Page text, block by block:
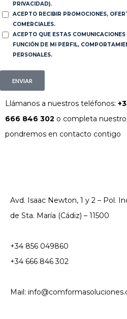
PRIVACIDAD).
ACEPTO RECIBIR PROMOCIONES,
COMERCIALES.
ACEPTO QUE ESTAS
FUNCIÓN DE MI PERFIL,
PERSONALES.
ENVIAR
Llámanos a nuestros teléfonos:
666 846 302 o completa
pondremos en contacto contigo
Avd. Isaac Newton, 1 y 2 – Pol.
de Sta. María (Cádiz) – 11500
+34 856 049860
+34 666 846 302
Mail: